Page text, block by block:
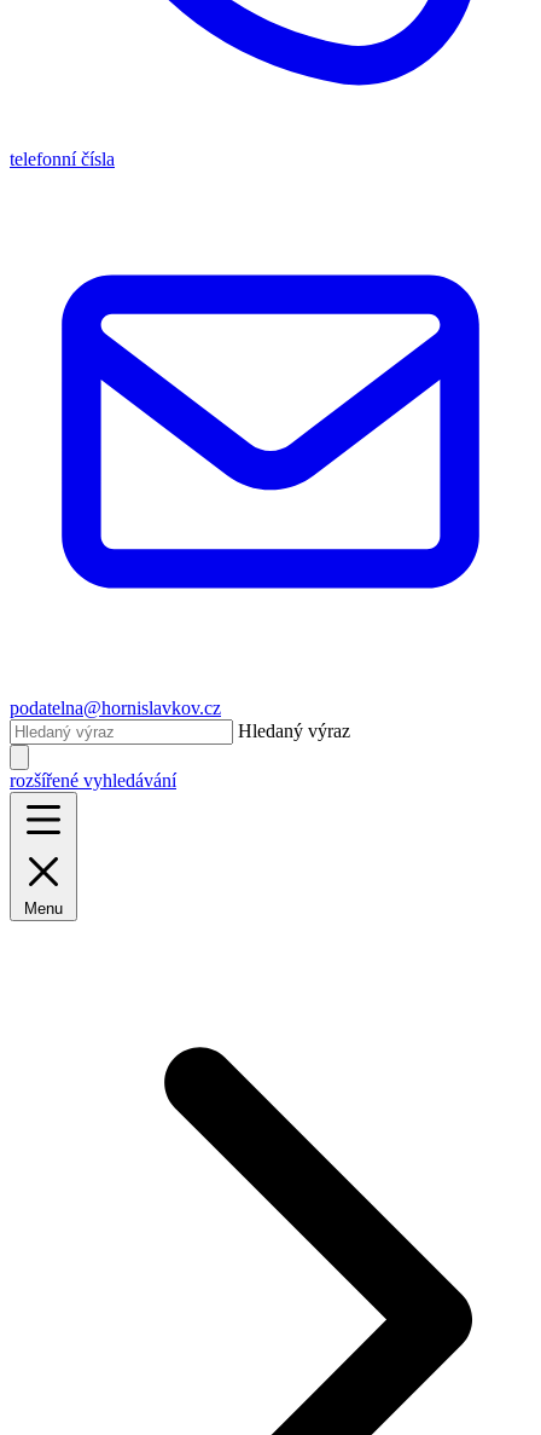
telefonní čísla
podatelna@hornislavkov.cz
Hledaný výraz
rozšířené vyhledávání
Menu